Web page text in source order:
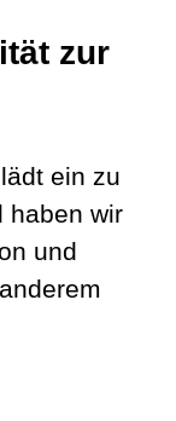
zur
ein zu
haben wir
und